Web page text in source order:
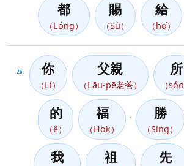
都
（Lóng）
賜
（Sù）
給
（hō͘）
26 你
（Lí）
父親
（Lāu-pē老爸）
所
（sóo
的
（ê）
福
（Hok）
勝
（Sìng）
我 祖 先